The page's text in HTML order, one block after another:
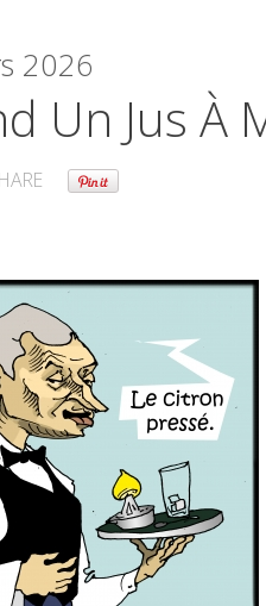
2026
Un Jus À